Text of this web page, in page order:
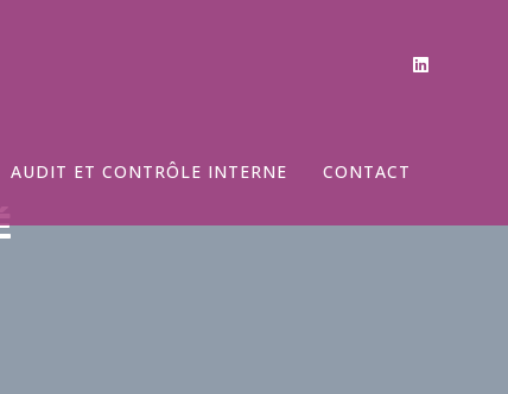
AUDIT ET CONTRÔLE INTERNE CONTACT